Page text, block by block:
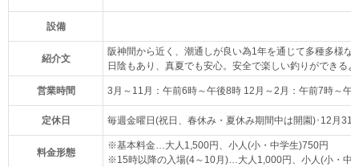
設備
紹介文
阪神間から近く、潮通しが良い為1年を通じて多種多様な
日陰もあり、真夏でも安心。安全で楽しい釣りができる
営業時間 3月～11月：午前6時～午後8時 12月～2月：午前7時～午
定休日 毎週金曜日(祝日、春休み・夏休み期間中は開園)･12月31
料金形態
※基本料金…大人1,500円、小人(小・中学生)750円
※15時以降の入場(4～10月)…大人1,000円、小人(小・中